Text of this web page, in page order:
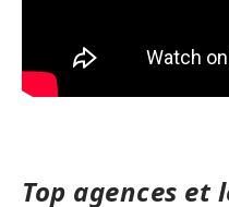
Top agences